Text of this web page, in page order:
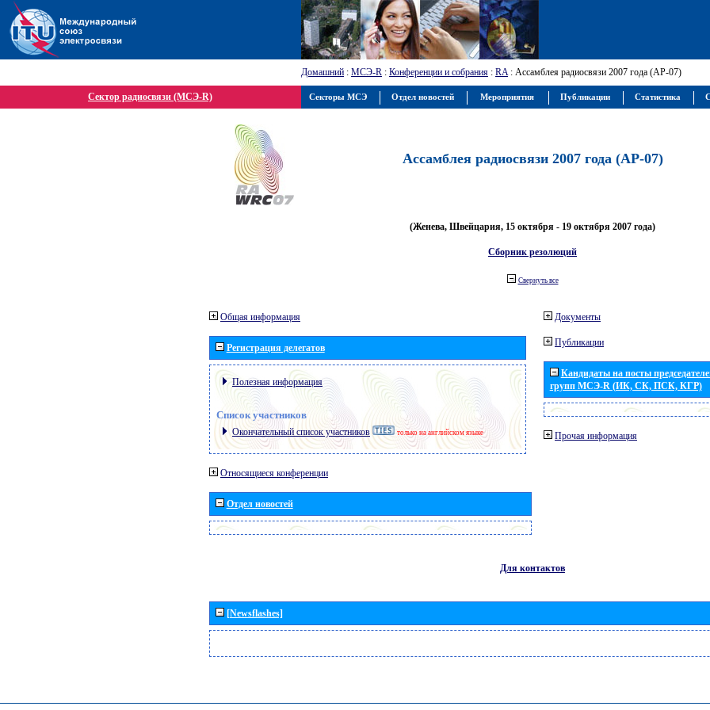
Домашний : МСЭ-R : Конференции и собрания : RA: Ассамблея радиосвязи 2007 года (АР-07)
Сектор радиосвязи (МСЭ-R)
Ассамблея радиосвязи 2007 года (АР-07)
(Женева, Швейцария, 15 октября - 19 октября 2007 года)
Сборник резолюций
Свернуть все
Общая информация
Регистрация делегатов
Полезная информация
Список участников
Окончательный список участников только на английском языке
Относящиеся конференции
Отдел новостей
Документы
Публикации
Кандидаты на посты
групп МСЭ-R (ИК, СК, ПСК, КГР)
Прочая информация
Для контактов
[Newsflashes]
Секторы МСЭ Отдел новостей Мероприятия Публикации Статистика